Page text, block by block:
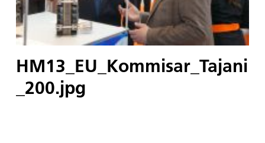
HM13_EU_Kommisar_Tajani
_200.jpg